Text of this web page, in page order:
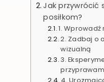
Jak przywrócić
posiłkom?
1.
2. Zadbaj o
wizualną
3.